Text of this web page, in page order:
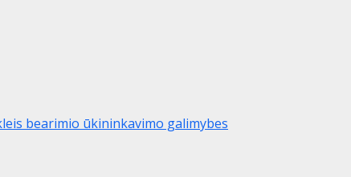
bearimio ūkininkavimo galimybes